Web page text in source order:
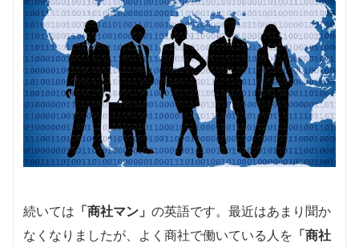
続いては 「商社マン」 の英語です。最近はあまり聞か
なくなりましたが、よく商社で働いている人を 「商社